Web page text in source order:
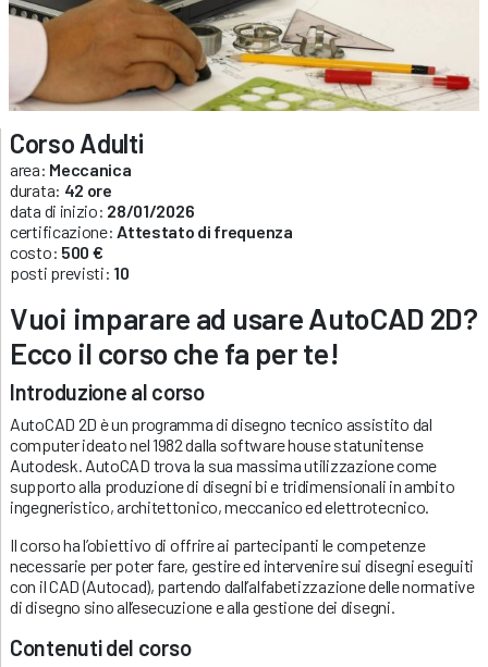
Corso Adulti
area: Meccanica
durata: 42 ore
data di inizio: 28/01/2026
certificazione: Attestato di frequenza
costo: 500 €
posti previsti: 10
Vuoi imparare ad usare AutoCAD 2D?
Ecco il corso che fa per te!
Introduzione al corso
AutoCAD 2D è un programma di disegno tecnico assistito dal
computer ideato nel 1982 dalla software house statunitense
Autodesk. AutoCAD trova la sua massima utilizzazione come
supporto alla produzione di disegni bi e tridimensionali in ambito
ingegneristico, architettonico, meccanico ed elettrotecnico.
Il corso ha l’obiettivo di offrire ai partecipanti le competenze
necessarie per poter fare, gestire ed intervenire sui disegni eseguiti
con il CAD (Autocad), partendo dall’alfabetizzazione delle normative
di disegno sino all’esecuzione e alla gestione dei disegni.
Contenuti del corso